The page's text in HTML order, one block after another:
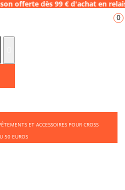
dès 99 € d'achat
0
ET ACCESSOIRES POUR CROSS
50 EUROS